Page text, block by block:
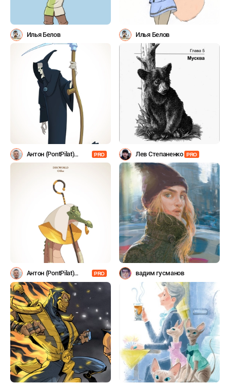
Илья Белов Илья Белов
Антон (PontPilat)
Александров
PRO Лев Степаненко PRO
Антон (PontPilat)
Александров
PRO вадим гусманов